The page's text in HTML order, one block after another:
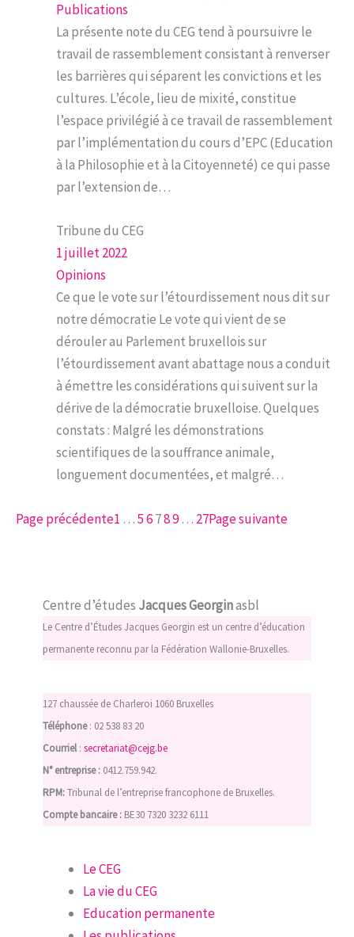
Publications
La présente note du CEG tend à poursuivre le
travail de rassemblement consistant à renverser
les barrières qui séparent les convictions et les
cultures. L’école, lieu de mixité, constitue
l’espace privilégié à ce travail de rassemblement
par l’implémentation du cours d’EPC (Education
à la Philosophie et à la Citoyenneté) ce qui passe
par l’extension de…
Tribune du CEG
1 juillet 2022
Opinions
Ce que le vote sur l’étourdissement nous dit sur
notre démocratie Le vote qui vient de se
dérouler au Parlement bruxellois sur
l’étourdissement avant abattage nous a conduit
à émettre les considérations qui suivent sur la
dérive de la démocratie bruxelloise. Quelques
constats : Malgré les démonstrations
scientifiques de la souffrance animale,
longuement documentées, et malgré…
Page précédente1 …56789… 27Page suivante
Centre d’études Jacques Georginasbl
Le Centre d’Études Jacques Georgin est un centre d’éducation
permanente reconnu par la Fédération Wallonie-Bruxelles.
127 chaussée de Charleroi 1060 Bruxelles
Téléphone: 02 538 83 20
Courriel : secretariat@cejg.be
N° entreprise : 0412.759.942.
RPM:Tribunal de l’entreprise francophone de Bruxelles.
Compte bancaire : BE30 7320 3232 6111
Le CEG
La vie du CEG
Education permanente